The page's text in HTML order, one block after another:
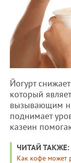
Йогурт
который
вызывающим
поднимает
казеин
ЧИТАЙ ТАКЖЕ:
Как кофе может